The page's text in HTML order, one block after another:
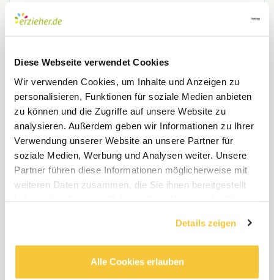
Diese Webseite verwendet Cookies
Wir verwenden Cookies, um Inhalte und Anzeigen zu
personalisieren, Funktionen für soziale Medien anbieten
zu können und die Zugriffe auf unsere Website zu
analysieren. Außerdem geben wir Informationen zu Ihrer
Verwendung unserer Website an unsere Partner für
soziale Medien, Werbung und Analysen weiter. Unsere
Partner führen diese Informationen möglicherweise mit
weiteren Daten zusammen, die Sie ihnen bereitgestellt
Details zeigen
Alle Cookies erlauben
verantwortungs-vollen Leitungsrolle
Entwicklungsthemen
Proaktives Organisationstalent mit
ausgeprägter Teamfähigkeit
Betriebswirtschaftliches Verständnis
Sehr gute Kommunikationsfähigkeit
Humor und Souveränität
Ein Umfeld, das inspiriert und wachsen lässt
Montessori-Zentrum
Raum und Ressourcen für Entwicklung und